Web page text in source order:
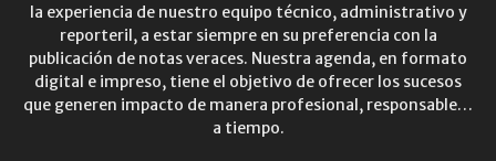
la experiencia de nuestro equipo técnico, administrativo y
reporteril, a estar siempre en su preferencia con la
publicación de notas veraces. Nuestra agenda, en formato
digital e impreso, tiene el objetivo de ofrecer los sucesos
que generen impacto de manera profesional, responsable…
a tiempo.